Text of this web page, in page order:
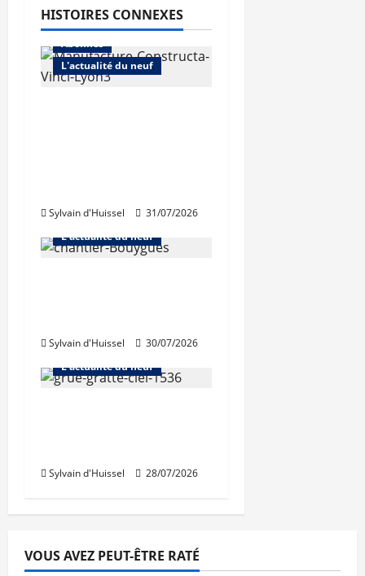
HISTOIRES CONNEXES
Abonnés
L'actualité du neuf
Sylvain d'Huissel 31/07/2026
Abonnés
L'actualité du neuf
Sylvain d'Huissel 30/07/2026
Abonnés
L'actualité du neuf
Sylvain d'Huissel 28/07/2026
VOUS AVEZ PEUT-ÊTRE RATÉ